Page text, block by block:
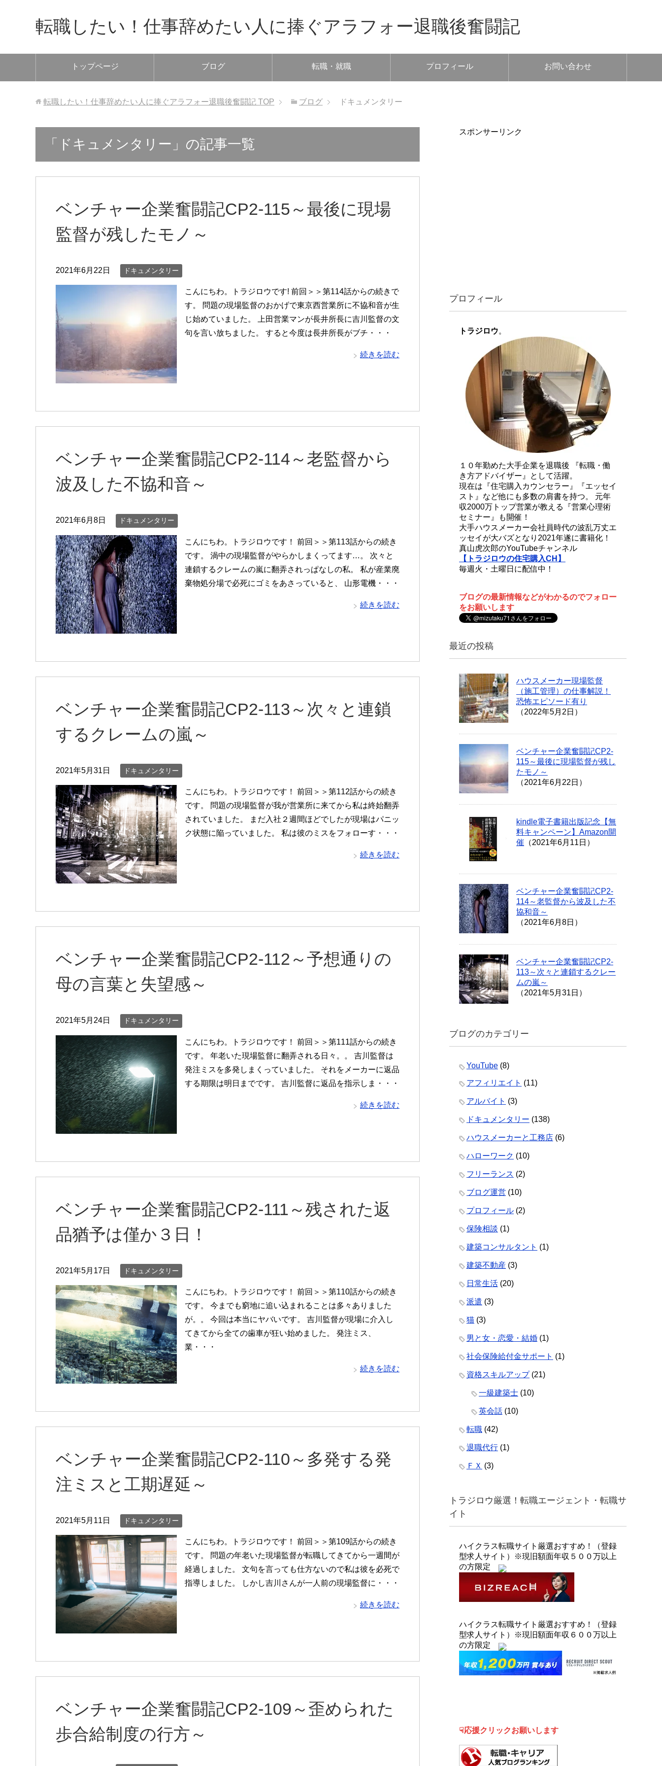
転職したい！仕事辞めたい人に捧ぐアラフォー退職後奮闘記
トップページ ブログ 転職・就職 プロフィール お問い合わせ
転職したい！仕事辞めたい人に捧ぐアラフォー退職後奮闘記 TOP ブログ ドキュメンタリー
「ドキュメンタリー」の記事一覧
ベンチャー企業奮闘記CP2-115～最後に現場
監督が残したモノ～
2021年6月22日 ドキュメンタリー
こんにちわ。トラジロウです! 前回＞＞第114話からの続きで
す。 問題の現場監督のおかげで東京西営業所に不協和音が生
じ始めていました。 上田営業マンが長井所長に吉川監督の文
句を言い放ちました。 すると今度は長井所長がブチ・・・
続きを読む
ベンチャー企業奮闘記CP2-114～老監督から
波及した不協和音～
2021年6月8日 ドキュメンタリー
こんにちわ。トラジロウです！ 前回＞＞第113話からの続き
です。 渦中の現場監督がやらかしまくってます…。 次々と
連鎖するクレームの嵐に翻弄されっぱなしの私。 私が産業廃
棄物処分場で必死にゴミをあさっていると、 山形電機・・・
続きを読む
ベンチャー企業奮闘記CP2-113～次々と連鎖
するクレームの嵐～
2021年5月31日 ドキュメンタリー
こんにちわ。トラジロウです！ 前回＞＞第112話からの続き
です。 問題の現場監督が我が営業所に来てから私は終始翻弄
されていました。 まだ入社２週間ほどでしたが現場はパニッ
ク状態に陥っていました。 私は彼のミスをフォローす・・・
続きを読む
ベンチャー企業奮闘記CP2-112～予想通りの
母の言葉と失望感～
2021年5月24日 ドキュメンタリー
こんにちわ。トラジロウです！ 前回＞＞第111話からの続き
です。 年老いた現場監督に翻弄される日々。。 吉川監督は
発注ミスを多発しまくっていました。 それをメーカーに返品
する期限は明日までです。 吉川監督に返品を指示しま・・・
続きを読む
ベンチャー企業奮闘記CP2-111～残された返
品猶予は僅か３日！
2021年5月17日 ドキュメンタリー
こんにちわ。トラジロウです！ 前回＞＞第110話からの続き
です。 今までも窮地に追い込まれることは多々ありました
が。。 今回は本当にヤバいです。 吉川監督が現場に介入し
てきてから全ての歯車が狂い始めました。 発注ミス、
業・・・
続きを読む
ベンチャー企業奮闘記CP2-110～多発する発
注ミスと工期遅延～
2021年5月11日 ドキュメンタリー
こんにちわ。トラジロウです！ 前回＞＞第109話からの続き
です。 問題の年老いた現場監督が転職してきてから一週間が
経過しました。 文句を言っても仕方ないので私は彼を必死で
指導しました。 しかし吉川さんが一人前の現場監督に・・・
続きを読む
ベンチャー企業奮闘記CP2-109～歪められた
歩合給制度の行方～
スポンサーリンク
プロフィール
トラジロウ。
１０年勤めた大手企業を退職後 『転職・働
き方アドバイザー』として活躍。
現在は『住宅購入カウンセラー』『エッセイ
スト』など他にも多数の肩書を持つ。 元年
収2000万トップ営業が教える『営業心理術
セミナー』も開催！
大手ハウスメーカー会社員時代の波乱万丈エ
ッセイが大バズとなり2021年遂に書籍化！
真山虎次郎のYouTubeチャンネル
【トラジロウの住宅購入CH】
毎週火・土曜日に配信中！
ブログの最新情報などがわかるのでフォロー
をお願いします
最近の投稿
ハウスメーカー現場監督
（施工管理）の仕事解説！
恐怖エピソード有り
（2022年5月2日）
ベンチャー企業奮闘記CP2-
115～最後に現場監督が残し
たモノ～
（2021年6月22日）
kindle電子書籍出版記念【無
料キャンペーン】Amazon開
催 （2021年6月11日）
ベンチャー企業奮闘記CP2-
114～老監督から波及した不
協和音～
（2021年6月8日）
ベンチャー企業奮闘記CP2-
113～次々と連鎖するクレー
ムの嵐～
（2021年5月31日）
ブログのカテゴリー
YouTube (8)
アフィリエイト (11)
アルバイト (3)
ドキュメンタリー (138)
ハウスメーカーと工務店 (6)
ハローワーク (10)
フリーランス (2)
ブログ運営 (10)
プロフィール (2)
保険相談 (1)
建築コンサルタント (1)
建築不動産 (3)
日常生活 (20)
派遣 (3)
猫 (3)
男と女・恋愛・結婚 (1)
社会保険給付金サポート (1)
資格スキルアップ(21)
一級建築士 (10)
英会話 (10)
転職 (42)
退職代行 (1)
ＦＸ (3)
トラジロウ厳選！転職エージェント・転職サ
イト
ハイクラス転職サイト厳選おすすめ！（登録
型求人サイト）※現旧額面年収５００万以上
の方限定
ハイクラス転職サイト厳選おすすめ！（登録
型求人サイト）※現旧額面年収６００万以上
の方限定
☟応援クリックお願いします